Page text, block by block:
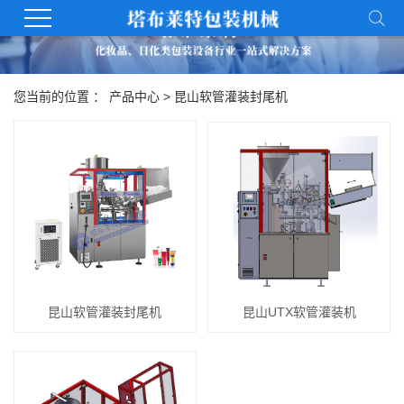
您当前的位置 ： 产品中心 > 昆山软管灌装封尾机
昆山软管灌装封尾机 昆山UTX软管灌装机